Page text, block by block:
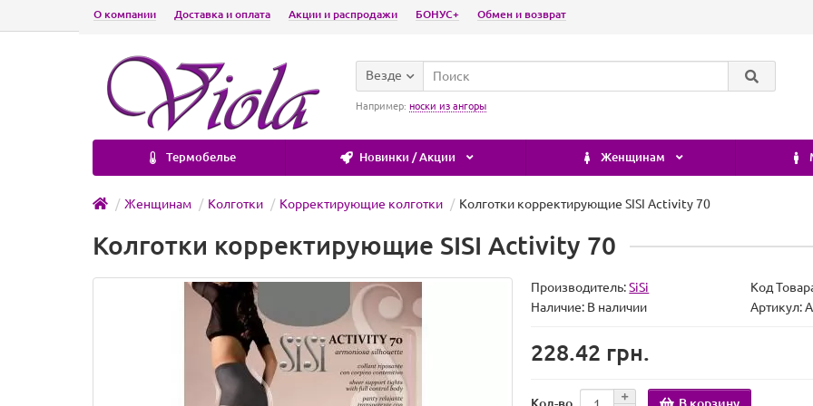
О компании Доставка и оплата Акции и распродажи БОНУС+ Обмен и возврат
Везде
Например: носки из ангоры
Термобелье Новинки / Акции Женщинам
Женщинам Колготки Корректирующие колготки Колготки корректирующие SISI Activity 70
Колготки корректирующие SISI Activity 70
Производитель:SiSi
Код
Наличие: В наличии Артикул:
228.42 грн.
Кол-во В корзину